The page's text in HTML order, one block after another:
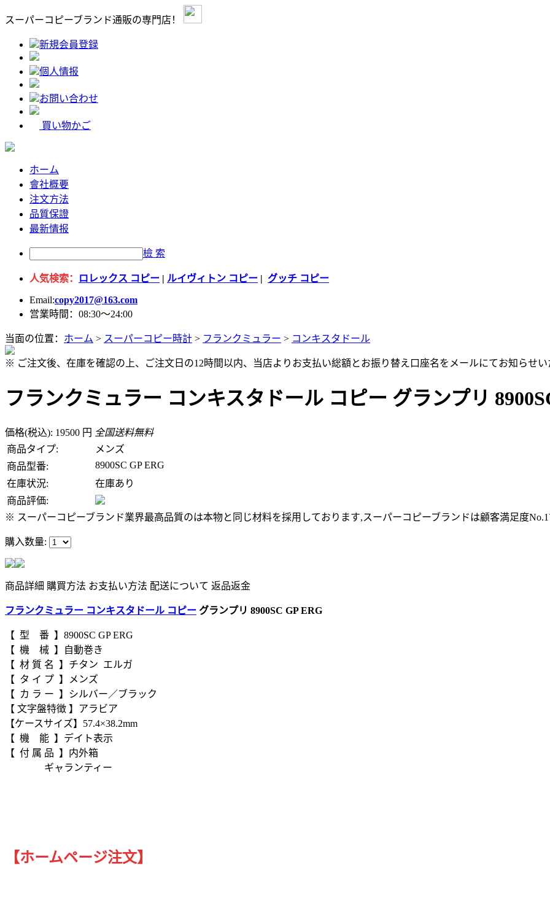
スーパーコピーブランド通販の専門店！
新規会員登録
個人情报
お問い合わせ
買い物かご
ホーム
會社概要
注文方法
品質保證
最新情报
檢 索
人気検索： ロレックス コピー | ルイヴィトン コピー | グッチ コピー
Email:copy2017@163.com
営業時間：08:30～24:00
当面の位置： ホーム > スーパーコピー時計 > フランクミュラー > コンキスタドール
※ ご注文後、在庫を確認の上、ご注文日の12時間以内、当店よりお支払い総額とお振り替え口座名をメールにてお知らせい
フランクミュラー コンキスタドール コピー グランプリ
価格(税込): 19500 円 全国送料無料
商品タイプ:
メンズ
商品型番:
8900SC GP ERG
在庫状況:
在庫あり
商品評価:
※ スーパーコピーブランド業界最高品質のは本物と同じ材料を採用しております,スーパーコピーブランドは顧客満足度No.1
購入数量:
商品詳細 購買方法 お支払い方法 配送について 返品返金
フランクミュラー コンキスタドール コピー グランプリ 8900SC GP ERG
【 型 番 】8900SC GP ERG
【 機 械 】自動巻き
【 材 質 名 】チタン エルガ
【 タ イ プ 】メンズ
【 カ ラ ー 】シルバー／ブラック
【 文字盤特徴 】アラビア
【ケースサイズ】57.4×38.2mm
【 機 能 】デイト表示
【 付 属 品 】内外箱
ギャランティー
【ホームページ注文】